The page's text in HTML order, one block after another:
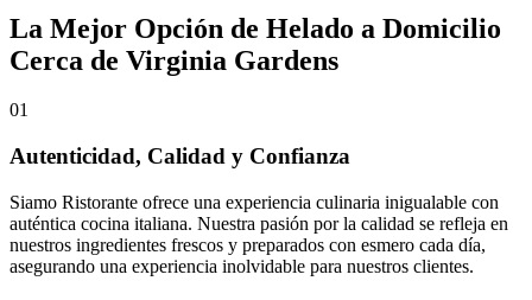
La Mejor Opción de Helado a Domicilio
Cerca de Virginia Gardens
01
Autenticidad, Calidad y Confianza
Siamo Ristorante ofrece una experiencia culinaria inigualable con
auténtica cocina italiana. Nuestra pasión por la calidad se refleja en
nuestros ingredientes frescos y preparados con esmero cada día,
asegurando una experiencia inolvidable para nuestros clientes.